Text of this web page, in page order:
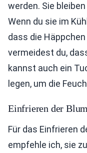
werden. Sie
Wenn du sie im
dass die
vermeidest du,
kannst auch ein
legen, um die
Einfrieren der
Für das Einfrieren
empfehle ich, sie